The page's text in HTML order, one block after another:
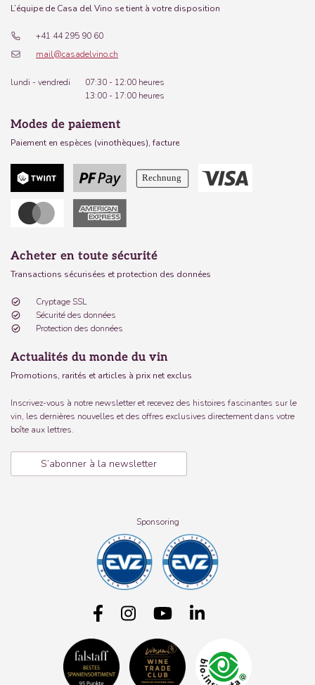
L’équipe de Casa del Vino se tient à votre disposition
+41 44 295 90 60
mail@casadelvino.ch
lundi - vendredi
07:30 - 12:00 heures
13:00 - 17:00 heures
Modes de paiement
Paiement en espèces (vinothèques), facture
Acheter en toute sécurité
Transactions sécurisées et protection des données
Cryptage SSL
Sécurité des données
Protection des données
Actualités du monde du vin
Promotions, rarités et articles à prix net exclus
Inscrivez-vous à notre newsletter et recevez des histoires fascinantes sur le
vin, les dernières nouvelles et des offres exclusives directement dans votre
boîte aux lettres.
S’abonner à la newsletter
Sponsoring